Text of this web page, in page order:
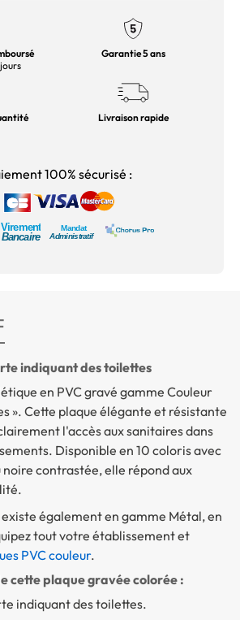
Garantie 5 ans
Livraison rapide
100% sécurisé :
indiquant des toilettes
en PVC gravé gamme Couleur
». Cette plaque élégante et résistante
l'accès aux sanitaires dans
Disponible en 10 coloris avec
contrastée, elle répond aux
également en gamme Métal, en
tout votre établissement et
PVC couleur.
cette plaque gravée colorée :
indiquant des toilettes.